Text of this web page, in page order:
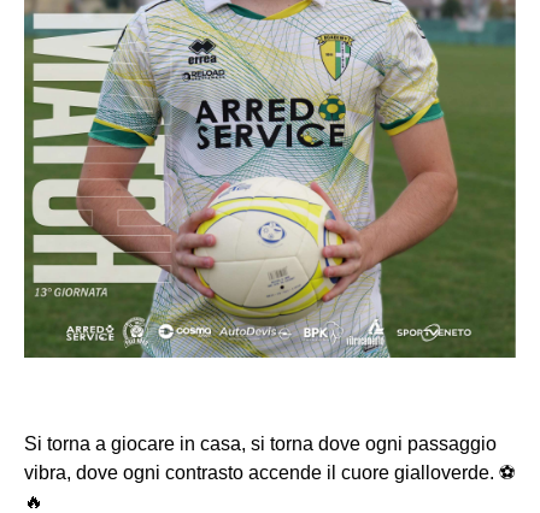
Si torna a giocare in casa, si torna dove ogni passaggio
vibra, dove ogni contrasto accende il cuore gialloverde. ⚽
🔥